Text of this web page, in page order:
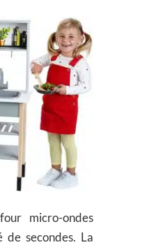
micro-ondes
secondes. La